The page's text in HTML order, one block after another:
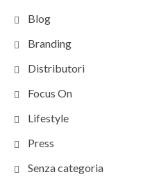
Blog
Branding
Distributori
Focus On
Lifestyle
Press
Senza categoria